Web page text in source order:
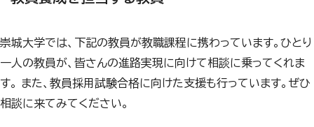
崇城大学では、下記の教員が教職課程に携わっています。ひとり
一人の教員が、皆さんの進路実現に向けて相談に乗ってくれま
す。 また、教員採用試験合格に向けた支援も行っています。ぜひ
相談に来てみてください。